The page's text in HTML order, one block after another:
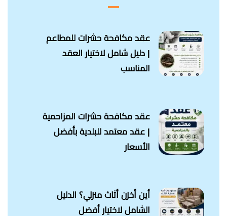
عقد مكافحة حشرات للمطاعم
| دليل شامل لاختيار العقد
المناسب
عقد مكافحة حشرات المزاحمية
| عقد معتمد للبلدية بأفضل
الأسعار
أين أخزن أثاث منزلي؟ الدليل
الشامل لاختيار أفضل